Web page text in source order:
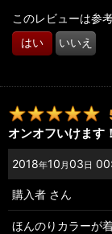
このレビューは参
はい いいえ
オンオフいけます！
2018年10 月03日
購入者 さん
ほんのりカラーが